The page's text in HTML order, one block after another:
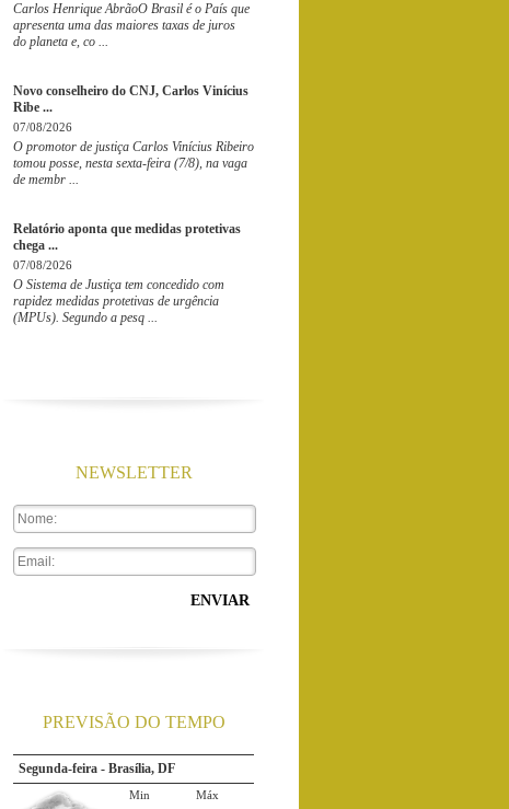
Carlos Henrique AbrãoO Brasil é o País que
apresenta uma das maiores taxas de juros
do planeta e, co ...
Novo conselheiro do CNJ, Carlos Vinícius
Ribe ...
07/08/2026
O promotor de justiça Carlos Vinícius Ribeiro
tomou posse, nesta sexta-feira (7/8), na vaga
de membr ...
Relatório aponta que medidas protetivas
chega ...
07/08/2026
O Sistema de Justiça tem concedido com
rapidez medidas protetivas de urgência
(MPUs). Segundo a pesq ...
NEWSLETTER
ENVIAR
PREVISÃO DO TEMPO
Segunda-feira - Brasília, DF
32ºC
24ºC
Chuva